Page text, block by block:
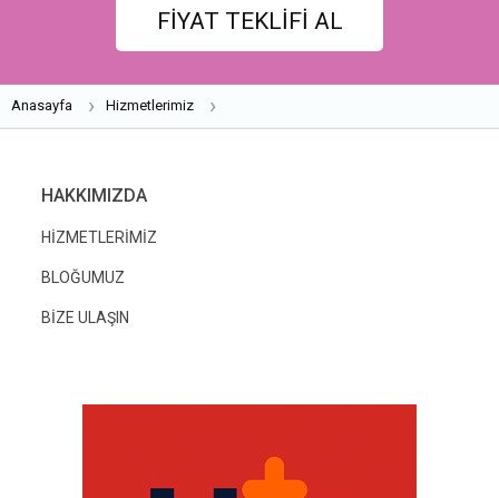
FİYAT TEKLİFİ AL
Anasayfa Hizmetlerimiz
HAKKIMIZDA
HİZMETLERİMİZ
BLOĞUMUZ
BİZE ULAŞIN